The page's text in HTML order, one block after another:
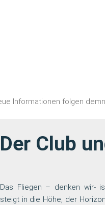
Informationen folgen
Der Club
Das Fliegen – denken wir-
steigt in die Höhe, der